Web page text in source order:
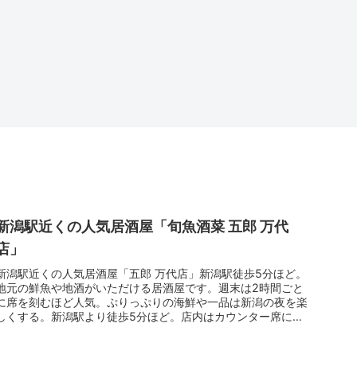
潟駅近くの人気居酒屋「旬魚酒菜 五郎 万代
」
潟駅近くの人気居酒屋「五郎 万代店」新潟駅徒歩5分ほど。
元の鮮魚や地酒がいただける居酒屋です。週末は2時間ごと
席を刻むほど人気。ぷりっぷりの海鮮や一品は新潟の夜を楽
くする。新潟駅より徒歩5分ほど。店内はカウンター席に掘